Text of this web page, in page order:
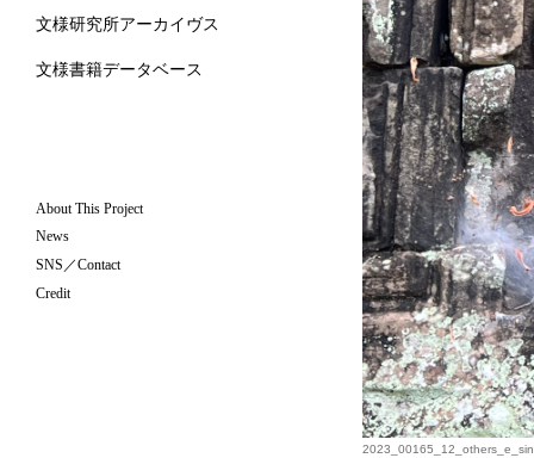
文様研究所アーカイヴス
文様書籍データベース
About This Project
News
SNS／Contact
Credit